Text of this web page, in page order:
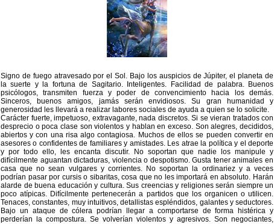
Signo de fuego atravesado por el Sol. Bajo los auspicios de Júpiter, el planeta de
la suerte y la fortuna de Sagitario. Inteligentes. Facilidad de palabra. Buenos
psicólogos, transmiten fuerza y poder de convencimiento hacia los demás.
Sinceros, buenos amigos, jamás serán envidiosos. Su gran humanidad y
generosidad les llevará a realizar labores sociales de ayuda a quien se lo solicite.
Carácter fuerte, impetuoso, extravagante, nada discretos. Si se vieran tratados con
desprecio o poca clase son violentos y hablan en exceso. Son alegres, decididos,
abiertos y con una risa algo contagiosa. Muchos de ellos se pueden convertir en
asesores o confidentes de familiares y amistades. Les atrae la política y el deporte
y por todo ello, les encanta discutir. No soportan que nadie los manipule y
difícilmente aguantan dictaduras, violencia o despotismo. Gusta tener animales en
casa que no sean vulgares y corrientes. No soportan la ordinariez y a veces
podrían pasar por cursis o sibaritas, cosa que no les importará en absoluto. Harán
alarde de buena educación y cultura. Sus creencias y religiones serán siempre un
poco atípicas. Difícilmente pertenecerán a partidos que los organicen o utilicen.
Tenaces, constantes, muy intuitivos, detallistas espléndidos, galantes y seductores.
Bajo un ataque de cólera podrían llegar a comportarse de forma histérica y
perderían la compostura. Se volverían violentos y agresivos. Son negociantes,